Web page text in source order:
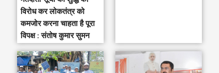
विरोध कर लोकतंत्र को
कमजोर करना चाहता है पूरा
विपक्ष : संतोष कुमार सुमन